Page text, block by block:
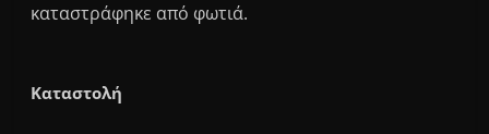
καταστράφηκε από φωτιά.
Καταστολή